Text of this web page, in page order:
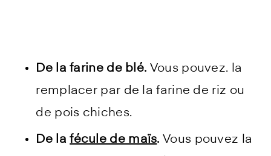
De la farine de blé. Vous pouvez. la
remplacer par de la farine de riz ou
de pois chiches.
De lafécule de maïs. Vous pouvez la